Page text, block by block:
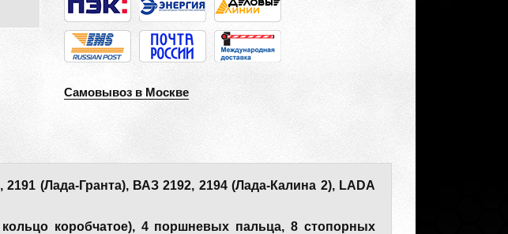
Самовывоз в Москве
(Лада-Гранта), ВАЗ 2192, 2194 (Лада-Калина 2), LADA
коробчатое), 4 поршневых пальца, 8 стопорных